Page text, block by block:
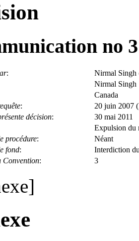
no
:
Nirmal Singh
Nirmal Singh
Canada
:
20 juin 2007
décision:
30 mai 2011
Expulsion du
procédure:
Néant
fond:
Interdiction
Convention: 3